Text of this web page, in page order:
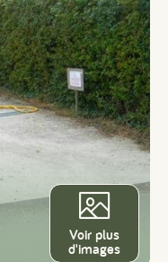
Voir plus
d'images